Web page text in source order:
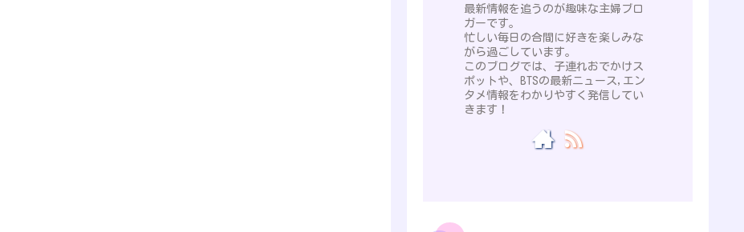
最新情報を追うのが趣味な主婦ブロ
ガーです。
忙しい毎日の合間に好きを楽しみな
がら過ごしています。
このブログでは、子連れおでかけス
ポットや、BTSの最新ニュース,エン
タメ情報をわかりやすく発信してい
きます！